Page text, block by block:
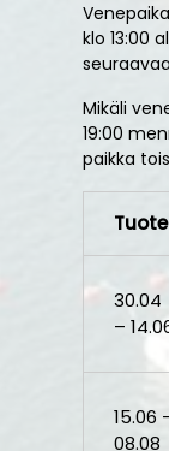
klo 13:00
Mikäli
19:00
paikka
Tuote
30.04
–
15.06
08.08